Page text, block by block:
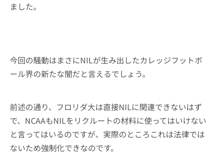
ました。
今回の騒動はまさにNILが生み出したカレッジフットボ
ール界の新たな闇だと言えるでしょう。
前述の通り、フロリダ大は直接NILに関連できないはず
で、NCAAもNILをリクルートの材料に使ってはいけない
と言ってはいるのですが、実際のところこれは法律では
ないため強制化できなのです。